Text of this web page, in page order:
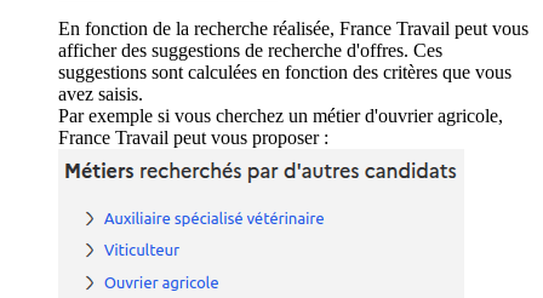
En fonction de la recherche réalisée, France Travail peut vous
afficher des suggestions de recherche d'offres. Ces
suggestions sont calculées en fonction des critères que vous
avez saisis.
Par exemple si vous cherchez un métier d'ouvrier agricole,
France Travail peut vous proposer :